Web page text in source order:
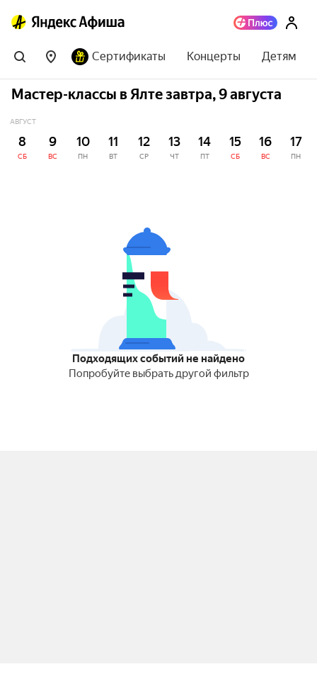
Сертификаты Концерты Детям
Мастер-классы в Ялте завтра, 9 августа
АВГУСТ
8
СБ
9
ВС
10
ПН
11
ВТ
12
СР
13
ЧТ
14
ПТ
15
СБ
16
ВС
17
ПН
Подходящих событий не найдено
Попробуйте выбрать другой фильтр